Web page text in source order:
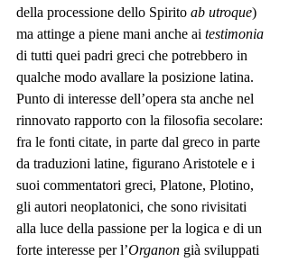
della processione dello Spirito ab utroque)
ma attinge a piene mani anche ai testimonia
di tutti quei padri greci che potrebbero in
qualche modo avallare la posizione latina.
Punto di interesse dell’opera sta anche nel
rinnovato rapporto con la filosofia secolare:
fra le fonti citate, in parte dal greco in parte
da traduzioni latine, figurano Aristotele e i
suoi commentatori greci, Platone, Plotino,
gli autori neoplatonici, che sono rivisitati
alla luce della passione per la logica e di un
forte interesse per l’Organon già sviluppati